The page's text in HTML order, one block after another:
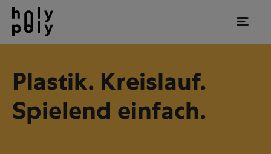
Plastik. Kreislauf.
Spielend einfach.